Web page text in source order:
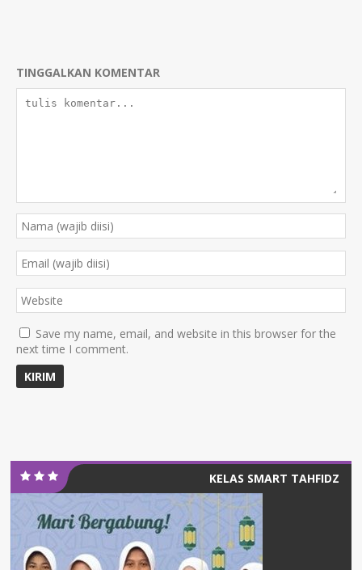
TINGGALKAN KOMENTAR
Save my name, email, and website in this browser for the
next time I comment.
KELAS SMART TAHFIDZ